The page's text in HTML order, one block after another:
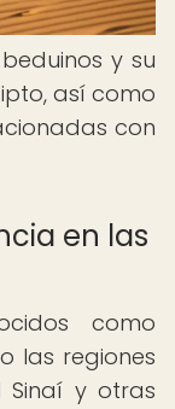
y su
así como
con
en las
como
las regiones
Sinaí y otras